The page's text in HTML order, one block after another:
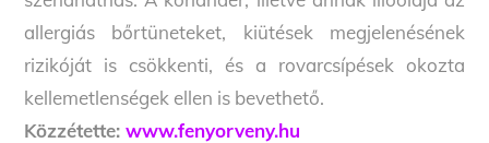
allergiás bőrtüneteket, kiütések megjelenésének
rizikóját is csökkenti, és a rovarcsípések okozta
kellemetlenségek ellen is bevethető.
Közzétette:www.fenyorveny.hu